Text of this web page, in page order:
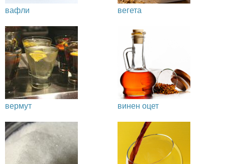
вафли вегета
вермут винен оцет